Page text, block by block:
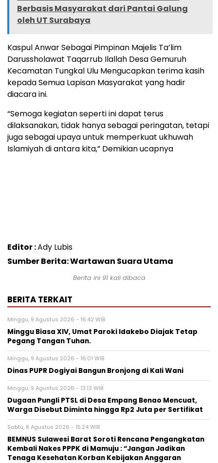
Berbasis Masyarakat dari Pantai Galung
oleh UT Surabaya
Kaspul Anwar Sebagai Pimpinan Majelis Ta’lim
Darussholawat Taqarrub Ilallah Desa Gemuruh
Kecamatan Tungkal Ulu Mengucapkan terima kasih
kepada Semua Lapisan Masyarakat yang hadir
diacara ini.
“Semoga kegiatan seperti ini dapat terus
dilaksanakan, tidak hanya sebagai peringatan, tetapi
juga sebagai upaya untuk memperkuat ukhuwah
Islamiyah di antara kita,” Demikian ucapnya
Editor :Ady Lubis
Sumber Berita: Wartawan Suara Utama
Berita ini 91kali dibaca
BERITA TERKAIT
Minggu, 9 Agustus 2026 - 16:42 WIB
Minggu Biasa XIV, Umat Paroki Idakebo Diajak Tetap
Pegang Tangan Tuhan.
Minggu, 9 Agustus 2026 - 16:01 WIB
Dinas PUPR Dogiyai Bangun Bronjong di Kali Wani
Minggu, 9 Agustus 2026 - 13:13 WIB
Dugaan Pungli PTSL di Desa Empang Benao Mencuat,
Warga Disebut Diminta hingga Rp2 Juta per Sertifikat
Sabtu, 8 Agustus 2026 - 15:24 WIB
BEMNUS Sulawesi Barat Soroti Rencana Pengangkatan
Kembali Nakes PPPK di Mamuju : “Jangan Jadikan
Tenaga Kesehatan Korban Kebijakan Anggaran